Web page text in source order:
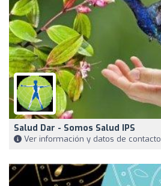
Salud Dar - Somos Salud IPS
Ver información y datos de contacto